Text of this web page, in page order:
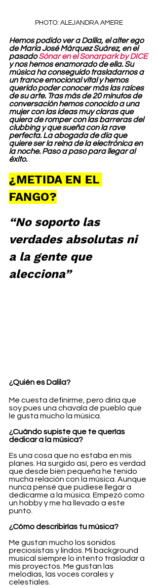
PHOTO: ALEJANDRA AMERE
Hemos podido ver a Dalila, el alter ego
de María José Márquez Suárez, en el
pasado Sónar en el Sonarpark by DICE
y nos hemos enamorado de ella. Su
música ha conseguido trasladarnos a
un trance emocional vital y hemos
querido poder conocer más las raíces
de su arte. Tras más de 20 minutos de
conversación hemos conocido a una
mujer con las ideas muy claras que
quiera de romper con las barreras del
clubbing y que sueña con la rave
perfecta. La abogada de día que
quiere ser la reina de la electrónica en
la noche. Paso a paso para llegar al
éxito.
¿METIDA EN EL
FANGO?
“No soporto las
verdades absolutas ni
a la gente que
alecciona”
¿Quién es Dalila?
Me cuesta definirme, pero diría que
soy pues una chavala de pueblo que
le gusta mucho la música.
¿Cuándo supiste que te querías
dedicar a la música?
Es una cosa que no estaba en mis
planes. Ha surgido así, pero es verdad
que desde bien pequeña he tenido
mucha relación con la música. Aunque
nunca pensé que pudiese llegar a
dedicarme a la música. Empezó como
un hobby y me ha llevado a este
punto.
¿Cómo describirías tu música?
Me gustan mucho los sonidos
preciosistas y lindos. Mi background
musical siempre lo intento trasladar a
mis proyectos. Me gustan las
melodías, las voces corales y
celestiales.